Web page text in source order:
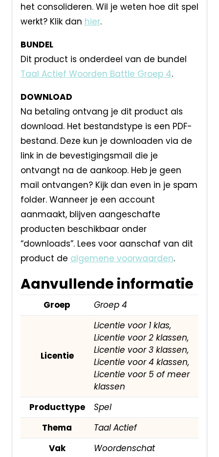
het consolideren. Wil je weten hoe dit spel
werkt? Klik dan hier.
BUNDEL
Dit product is onderdeel van de bundel
Taal Actief Woorden Battle Groep 4.
DOWNLOAD
Na betaling ontvang je dit product als
download. Het bestandstype is een PDF-
bestand. Deze kun je downloaden via de
link in de bevestigingsmail die je
ontvangt na de aankoop. Heb je geen
mail ontvangen? Kijk dan even in je spam
folder. Wanneer je een account
aanmaakt, blijven aangeschafte
producten beschikbaar onder
“downloads”. Lees voor aanschaf van dit
product de algemene voorwaarden.
Aanvullende informatie
Groep Groep 4
Licentie
Licentie voor 1 klas,
Licentie voor 2 klassen,
Licentie voor 3 klassen,
Licentie voor 4 klassen,
Licentie voor 5 of meer
klassen
Producttype
Spel
Thema
Taal Actief
Vak
Woordenschat